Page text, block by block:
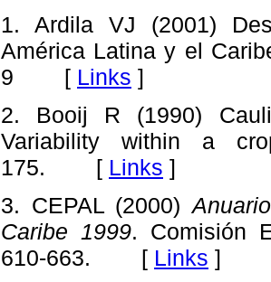
1. Ardila VJ (2001)
América Latina y el
9 [ Links ]
2. Booij R (1990)
Variability within a
175. [ Links ]
3. CEPAL (2000)
Caribe 1999. Comisión
610-663. [ Links ]